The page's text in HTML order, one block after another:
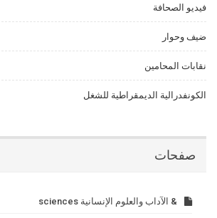
فيديو الصحافة
ضيف وحوار
نقابات المحامين
الكونفدرالية الديمقراطية للشغل
صفحات
& الآداب والعلوم الإنسانية sciences